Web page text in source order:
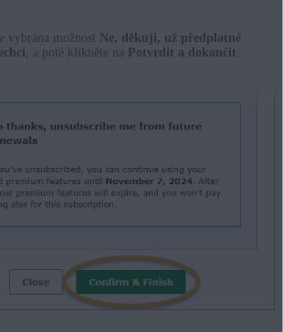
vybrána možnost Ne, děkuji, už předplatné
, a poté klikněte na Potvrdit a dokončit.